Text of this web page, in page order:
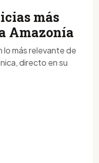
más
Amazonía
lo más relevante de
directo en su